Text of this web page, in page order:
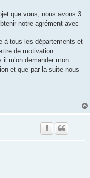
que vous, nous avons 3
notre agrément avec
à tous les départements et
de motivation.
m’on demander mon
et que par la suite nous